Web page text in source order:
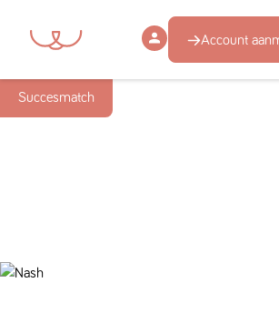
Account
Succesmatch